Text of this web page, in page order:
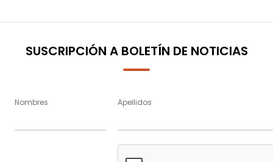
SUSCRIPCIÓN A BOLETÍN DE NOTICIAS
Nombres Apellidos